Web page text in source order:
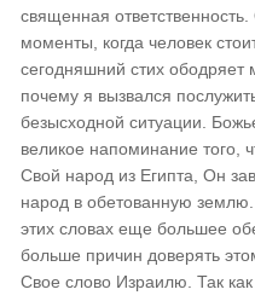
священная
моменты, когда человек
сегодняшний стих
почему я вызвался
безысходной ситуации.
великое напоминание того,
Свой народ из Египта, Он
народ в обетованную
этих словах еще большее
больше причин доверять
Свое слово Израилю. Так